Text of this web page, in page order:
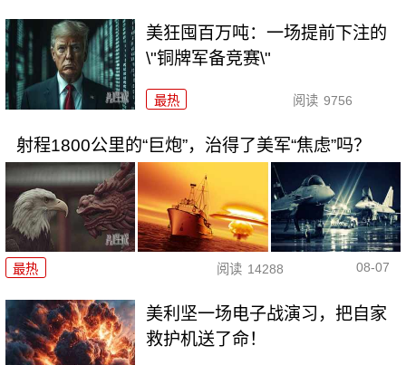
美狂囤百万吨：一场提前下注的
\"铜牌军备竞赛\"
最热 阅读 9756
射程1800公里的“巨炮”，治得了美军“焦虑”吗？
最热 阅读 14288 08-07
美利坚一场电子战演习，把自家
救护机送了命！